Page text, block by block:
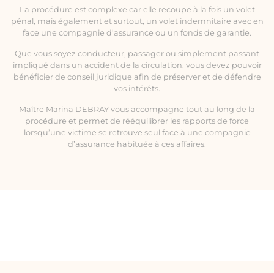
La procédure est complexe car elle recoupe à la fois un volet
pénal, mais également et surtout, un volet indemnitaire avec en
face une compagnie d’assurance ou un fonds de garantie.
Que vous soyez conducteur, passager ou simplement passant
impliqué dans un accident de la circulation, vous devez pouvoir
bénéficier de conseil juridique afin de préserver et de défendre
vos intérêts.
Maître Marina DEBRAY vous accompagne tout au long de la
procédure et permet de rééquilibrer les rapports de force
lorsqu’une victime se retrouve seul face à une compagnie
d’assurance habituée à ces affaires.